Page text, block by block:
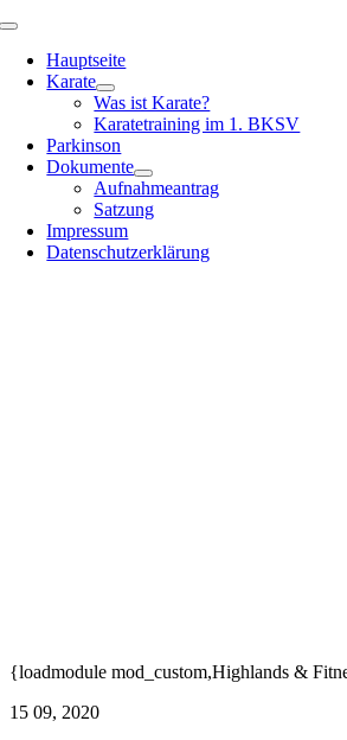
Zum
springen
Toggle
NavigationHauptseite
Karate
Was ist Karate?
Karatetraining im 1. BKSV
Parkinson
Dokumente
Aufnahmeantrag
Satzung
Impressum
Datenschutzerklärung
{loadmodule mod_custom,Highlands &
15 09, 2020